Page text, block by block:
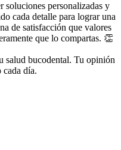
soluciones personalizadas y
cada detalle para lograr una
de satisfacción que valores
que lo compartas. 👏
salud bucodental. Tu opinión
cada día.